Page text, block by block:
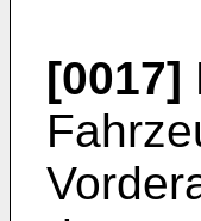
[0017]